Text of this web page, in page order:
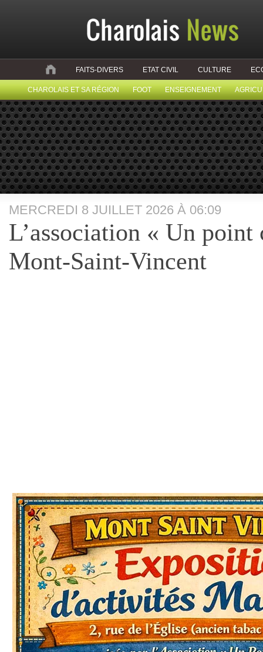
FAITS-DIVERS ETAT CIVIL CULTURE
CHAROLAIS ET SA RÉGION FOOT ENSEIGNEMENT
MERCREDI 8 JUILLET 2026 À 06:09
L’association « Un point
Mont-Saint-Vincent